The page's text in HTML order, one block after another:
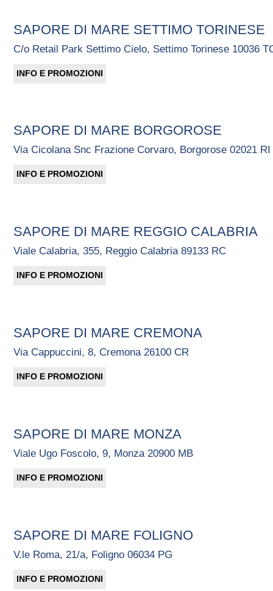
SAPORE DI MARE SETTIMO TORINESE
C/o Retail Park Settimo Cielo, Settimo Torinese 10036
INFO E PROMOZIONI
SAPORE DI MARE BORGOROSE
Via Cicolana Snc Frazione Corvaro, Borgorose 02021 RI
INFO E PROMOZIONI
SAPORE DI MARE REGGIO CALABRIA
Viale Calabria, 355, Reggio Calabria 89133 RC
INFO E PROMOZIONI
SAPORE DI MARE CREMONA
Via Cappuccini, 8, Cremona 26100 CR
INFO E PROMOZIONI
SAPORE DI MARE MONZA
Viale Ugo Foscolo, 9, Monza 20900 MB
INFO E PROMOZIONI
SAPORE DI MARE FOLIGNO
V.le Roma, 21/a, Foligno 06034 PG
INFO E PROMOZIONI